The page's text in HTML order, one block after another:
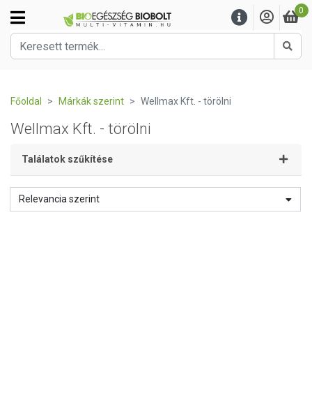
0
Főoldal Márkák szerint Wellmax Kft. - törölni
Wellmax Kft. - törölni
Találatok szűkítése
Relevancia szerint